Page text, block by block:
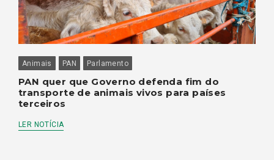
Animais PAN Parlamento
PAN quer que Governo defenda fim do
transporte de animais vivos para países
terceiros
LER NOTÍCIA